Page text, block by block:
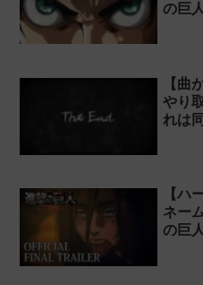
の巨
【曲
やり
れは
【ハ
ネー
の巨